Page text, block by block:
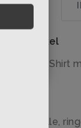
den Artikel
Girly-Shirt
Baumwolle,